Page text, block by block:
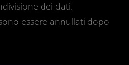
dei dati.
essere annullati dopo